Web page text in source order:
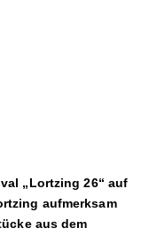
„Lortzing 26“ auf
aufmerksam
aus dem